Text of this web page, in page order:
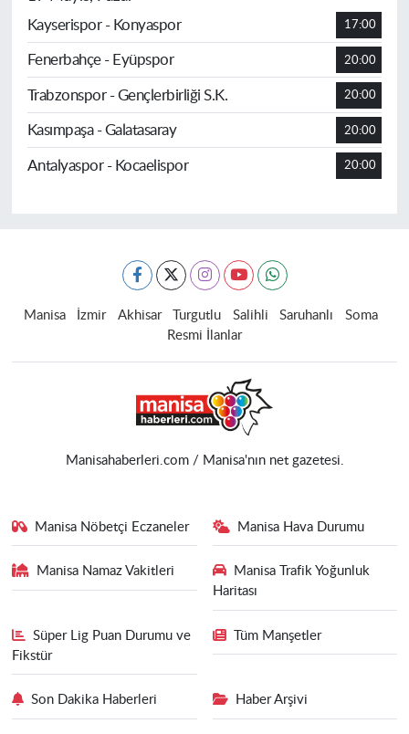
Kayserispor - Konyaspor
17:00
Fenerbahçe - Eyüpspor 20:00
Trabzonspor - Gençlerbirliği S.K. 20:00
Kasımpaşa - Galatasaray 20:00
Antalyaspor - Kocaelispor 20:00
Manisa İzmir Akhisar Turgutlu Salihli Saruhanlı
Soma
Resmi İlanlar
Manisahaberleri.com / Manisa'nın net gazetesi.
Manisa Nöbetçi Eczaneler Manisa Hava Durumu
Manisa Namaz Vakitleri
Manisa Trafik Yoğunluk
Haritası
Süper Lig Puan Durumu ve
Fikstür
Tüm Manşetler
Son Dakika Haberleri Haber Arşivi